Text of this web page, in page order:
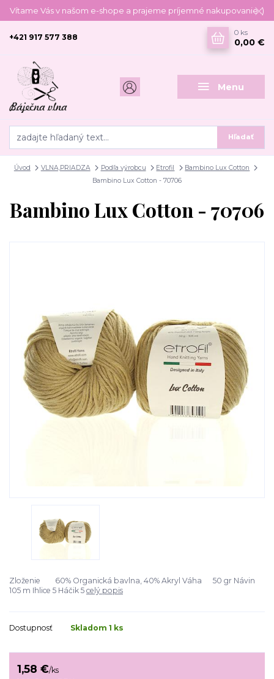
Vítame Vás v našom e-shope a prajeme príjemné nakupovanie :)
Menu
Hľadať
+421 917 577 388
0 ks
0,00 €
Úvod VLNA,PRIADZA Podľa výrobcu Etrofil
Bambino Lux Cotton
Bambino Lux Cotton - 70706
Bambino Lux Cotton - 70706
Zloženie 60% Organická bavlna, 40% Akryl Váha 50 gr Návin
105 m Ihlice 5 Háčik 5 celý popis
Dostupnosť Skladom 1 ks
1,58 €/ks